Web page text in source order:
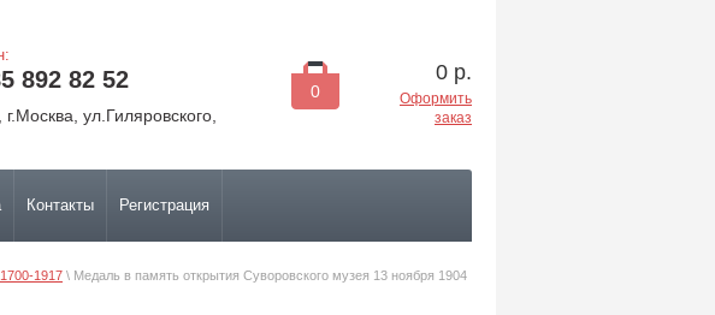
892 82 52
ул.Гиляровского,
0
0 р.
Оформить
заказ
Контакты Регистрация
1917 \ Медаль в память открытия Суворовского музея 13 ноября 1904